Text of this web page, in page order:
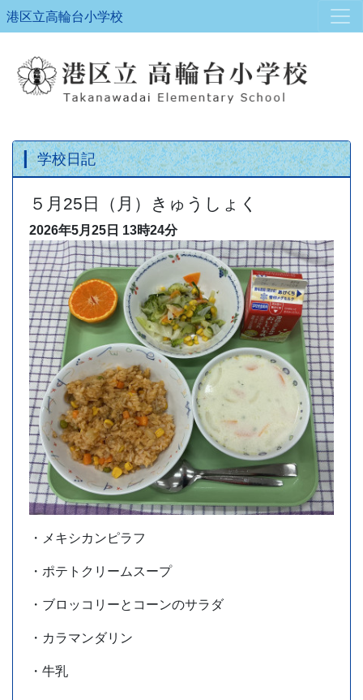
港区立高輪台小学校
学校日記
５月25日（月）きゅうしょく
2026年5月25日 13時24分
・メキシカンピラフ
・ポテトクリームスープ
・ブロッコリーとコーンのサラダ
・カラマンダリン
・牛乳